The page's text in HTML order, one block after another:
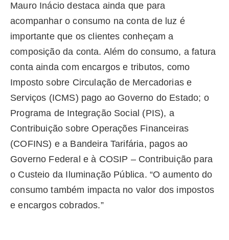
Mauro Inácio destaca ainda que para
acompanhar o consumo na conta de luz é
importante que os clientes conheçam a
composição da conta. Além do consumo, a fatura
conta ainda com encargos e tributos, como
Imposto sobre Circulação de Mercadorias e
Serviços (ICMS) pago ao Governo do Estado; o
Programa de Integração Social (PIS), a
Contribuição sobre Operações Financeiras
(COFINS) e a Bandeira Tarifária, pagos ao
Governo Federal e à COSIP – Contribuição para
o Custeio da Iluminação Pública. “O aumento do
consumo também impacta no valor dos impostos
e encargos cobrados.”